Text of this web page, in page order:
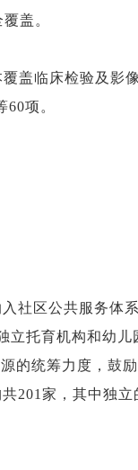
盖。
盖临床检验及影
项。
社区公共服务体
立托育机构和幼儿
的统筹力度，鼓
201家，其中独立